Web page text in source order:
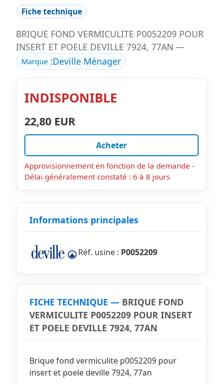
Fiche technique
BRIQUE FOND VERMICULITE P0052209 POUR
INSERT ET POELE DEVILLE 7924, 77AN —
Marque:Deville Ménager
INDISPONIBLE
22,80 EUR
Acheter
Approvisionnement en fonction de la demande -
Délai généralement constaté : 6 à 8 jours
Informations principales
Réf. usine : P0052209
FICHE TECHNIQUE — BRIQUE FOND
VERMICULITE P0052209 POUR INSERT
ET POELE DEVILLE 7924, 77AN
Brique fond vermiculite p0052209 pour
insert et poele deville 7924, 77an